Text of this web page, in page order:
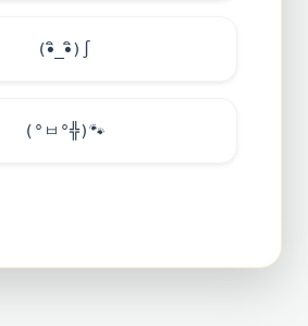
(•ิ_•ิ)∫
(°ㅂ°╬)🐾